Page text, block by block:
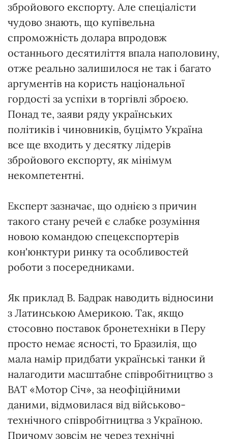
збройового експорту. Але спеціалісти
чудово знають, що купівельна
спроможність долара впродовж
останнього десятиліття впала наполовину,
отже реально залишилося не так і багато
аргументів на користь національної
гордості за успіхи в торгівлі зброєю.
Понад те, заяви ряду українських
політиків і чиновників, буцімто Україна
все ще входить у десятку лідерів
збройового експорту, як мінімум
некомпетентні.
Експерт зазначає, що однією з причин
такого стану речей є слабке розуміння
новою командою спецекспортерів
кон'юнктури ринку та особливостей
роботи з посередниками.
Як приклад В. Бадрак наводить відносини
з Латинською Америкою. Так, якщо
стосовно поставок бронетехніки в Перу
просто немає ясності, то Бразилія, що
мала намір придбати українські танки й
налагодити масштабне співробітництво з
ВАТ «Мотор Січ», за неофіційними
даними, відмовилася від військово-
технічного співробітництва з Україною.
Причому зовсім не через технічні